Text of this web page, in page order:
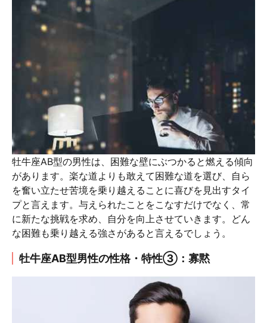
牡牛座AB型の男性は、困難な壁にぶつかると燃える傾向
があります。楽な道よりも敢えて困難な道を選び、自ら
を奮い立たせ苦境を乗り越えることに喜びを見出すタイ
プと言えます。与えられたことをこなすだけでなく、常
に新たな挑戦を求め、自分を向上させていきます。どん
な困難も乗り越える強さがあると言えるでしょう。
牡牛座AB型男性の性格・特性③：寡黙